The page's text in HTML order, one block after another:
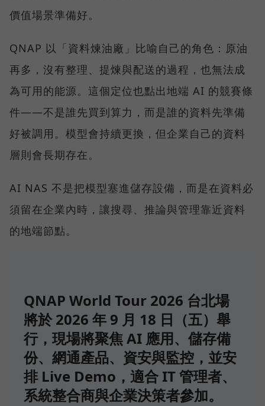
價值場景準備好。
QNAP 以「資料煉油廠」比喻自己的角色：原油
再多，沒有整理、提煉與配送的過程，也無法成
為可用的能源。這個定位也點出地端 AI 的競賽條
件——不是誰先買到算力，而是誰的資料先準備
好被調用。模型會持續更換，但企業自己的資料
層則會長期存在。
AI NAS 不是把模型塞進儲存設備，而是在資料必
須留在企業內時，讓搜尋、推論與管理靠近資料
的地端節點。
QNAP World Tour 2026 台北場
將於 2026 年 9 月 18 日（五）舉
行，現場將聚焦 AI 應用、儲存備
份、網通產品、資安與監控，並安
排 Live Demo，適合 IT 管理者、
系統整合商與企業決策者參加。